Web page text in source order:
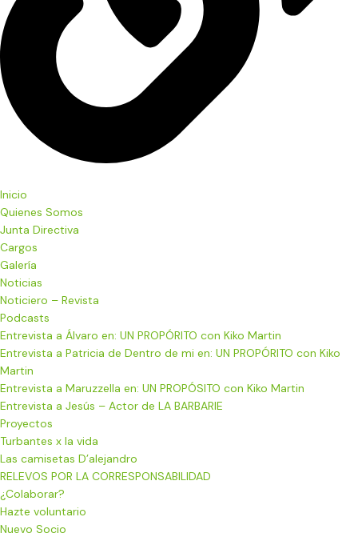
Inicio
Quienes Somos
Junta Directiva
Cargos
Galería
Noticias
Noticiero – Revista
Podcasts
Entrevista a Álvaro en: UN PROPÓRITO con Kiko Martin
Entrevista a Patricia de Dentro de mi en: UN PROPÓRITO con Kiko
Martin
Entrevista a Maruzzella en: UN PROPÓSITO con Kiko Martin
Entrevista a Jesús – Actor de LA BARBARIE
Proyectos
Turbantes x la vida
Las camisetas D’alejandro
RELEVOS POR LA CORRESPONSABILIDAD
¿Colaborar?
Hazte voluntario
Nuevo Socio